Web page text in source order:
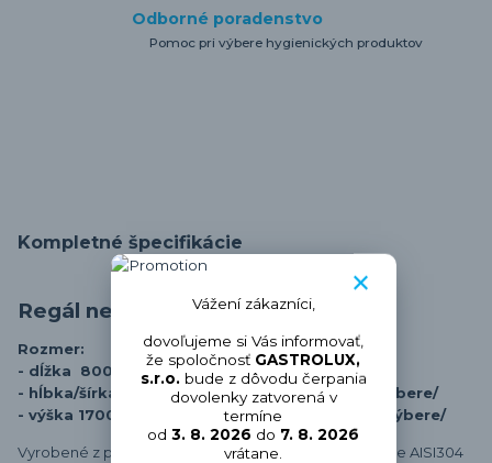
Odborné poradenstvo
Pomoc pri výbere hygienických produktov
Kompletné špecifikácie
Regál nerezový PZ4k
Rozmer:
- dĺžka 800 až 1800mm /podľa voľby vo výbere/
- hĺbka/šírka 400 až 600mm /podľa voľby vo výbere/
- výška 1700 mm až 1800 mm /podľa voľby vo výbere/
Vyrobené z potravinársky nezávadnej
nerezovej ocele AISI304
Vážení zákazníci,
dovoľujeme si Vás informovať,
že spoločnosť GASTROLUX,
s.r.o.bude z dôvodu čerpania
dovolenky zatvorená v
termíne
od3. 8. 2026 do 7. 8. 2026
vrátane.